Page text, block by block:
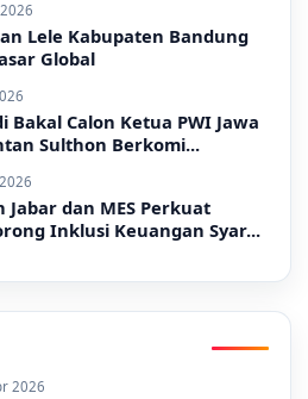
Lele Kabupaten Bandung
Global
Bakal Calon Ketua PWI Jawa
Sulthon Berkomi...
Jabar dan MES Perkuat
Inklusi Keuangan Syar...
2026